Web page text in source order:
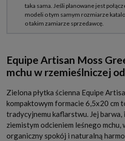
Equipe Artisan Moss
mchu w rzemieślniczej
Zielona płytka ścienna Equipe
kompaktowym formacie 6,5x20 cm
tradycyjnemu kaflarstwu. Jej barwa,
ziemistym odcieniem leśnego
organiczny spokój i naturalną